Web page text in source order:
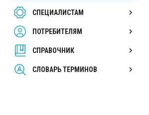
СПЕЦИАЛИСТАМ
ПОТРЕБИТЕЛЯМ
СПРАВОЧНИК
СЛОВАРЬ ТЕРМИНОВ